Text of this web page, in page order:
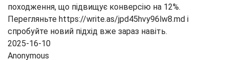
походження, що підвищує конверсію на 12%.
Перегляньте https://write.as/jpd45hvy96lw8.md і
спробуйте новий підхід вже зараз навіть.
2025-16-10
Anonymous